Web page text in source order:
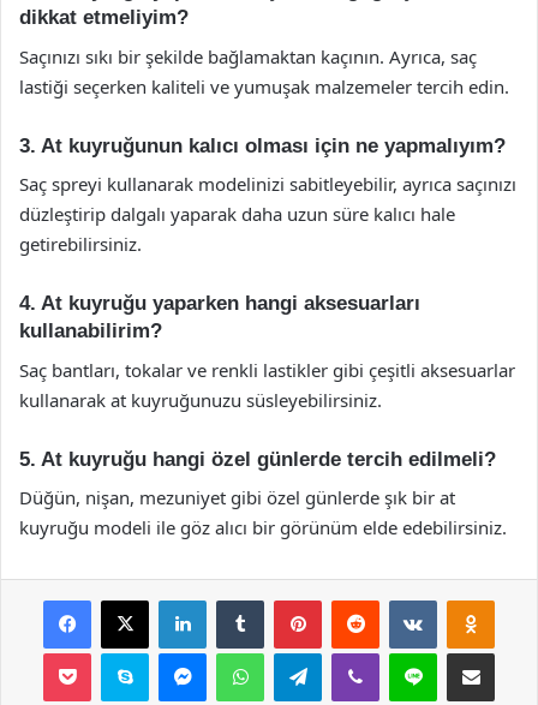
dikkat etmeliyim?
Saçınızı sıkı bir şekilde bağlamaktan kaçının. Ayrıca, saç
lastiği seçerken kaliteli ve yumuşak malzemeler tercih edin.
3. At kuyruğunun kalıcı olması için ne yapmalıyım?
Saç spreyi kullanarak modelinizi sabitleyebilir, ayrıca saçınızı
düzleştirip dalgalı yaparak daha uzun süre kalıcı hale
getirebilirsiniz.
4. At kuyruğu yaparken hangi aksesuarları
kullanabilirim?
Saç bantları, tokalar ve renkli lastikler gibi çeşitli aksesuarlar
kullanarak at kuyruğunuzu süsleyebilirsiniz.
5. At kuyruğu hangi özel günlerde tercih edilmeli?
Düğün, nişan, mezuniyet gibi özel günlerde şık bir at
kuyruğu modeli ile göz alıcı bir görünüm elde edebilirsiniz.
Facebook
X LinkedInTumblr PinterestReddit VKontakte
Pocket Skype MessengerWhatsAppTelegramViber Line E-Posta ile